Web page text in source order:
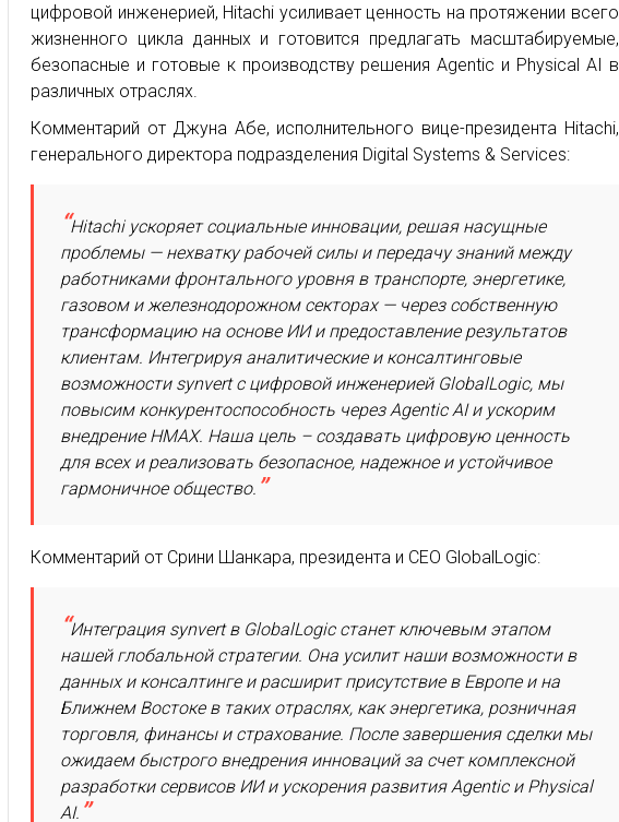
цифровой инженерией, Hitachi усиливает ценность на протяжении всего
жизненного цикла данных и готовится предлагать масштабируемые,
безопасные и готовые к производству решения Agentic и Physical AI в
различных отраслях.
Комментарий от Джуна Абе, исполнительного вице-президента Hitachi,
генерального директора подразделения Digital Systems & Services:
Hitachi ускоряет социальные инновации, решая насущные
проблемы — нехватку рабочей силы и передачу знаний между
работниками фронтального уровня в транспорте, энергетике,
газовом и железнодорожном секторах — через собственную
трансформацию на основе ИИ и предоставление результатов
клиентам. Интегрируя аналитические и консалтинговые
возможности synvert с цифровой инженерией GlobalLogic, мы
повысим конкурентоспособность через Agentic AI и ускорим
внедрение HMAX. Наша цель – создавать цифровую ценность
для всех и реализовать безопасное, надежное и устойчивое
гармоничное общество.
Комментарий от Срини Шанкара, президента и CEO GlobalLogic:
Интеграция synvert в GlobalLogic станет ключевым этапом
нашей глобальной стратегии. Она усилит наши возможности в
данных и консалтинге и расширит присутствие в Европе и на
Ближнем Востоке в таких отраслях, как энергетика, розничная
торговля, финансы и страхование. После завершения сделки мы
ожидаем быстрого внедрения инноваций за счет комплексной
разработки сервисов ИИ и ускорения развития Agentic и Physical
AI.